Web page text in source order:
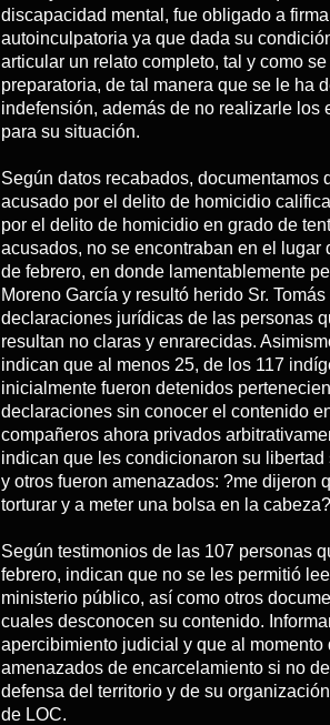
discapacidad mental, fue obligado a
autoinculpatoria ya que dada su
articular un relato completo, tal y como
preparatoria, de tal manera que se le ha
indefensión, además de no realizarle los
para su situación.
Según datos recabados, documentamos
acusado por el delito de homicidio
por el delito de homicidio en grado de
acusados, no se encontraban en el lugar
de febrero, en donde lamentablemente
Moreno García y resultó herido Sr.
declaraciones jurídicas de las personas
resultan no claras y enrarecidas.
indican que al menos 25, de los 117
inicialmente fueron detenidos
declaraciones sin conocer el contenido
compañeros ahora privados
indican que les condicionaron su
y otros fueron amenazados: ?me dijeron
torturar y a meter una bolsa en la
Según testimonios de las 107 personas
febrero, indican que no se les permitió
ministerio público, así como otros
cuales desconocen su contenido.
apercibimiento judicial y que al
amenazados de encarcelamiento si no
defensa del territorio y de su
de LOC.